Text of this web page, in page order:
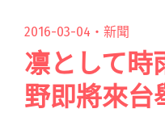
2016-03-04・ 新聞
凛として時
野即將來台